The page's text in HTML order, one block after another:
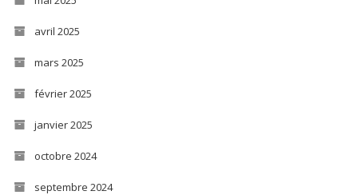
avril 2025
mars 2025
février 2025
janvier 2025
octobre 2024
septembre 2024